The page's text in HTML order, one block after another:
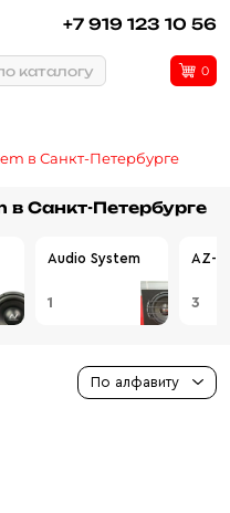
+7 919 123 10 56
каталогу 0
в Санкт-Петербурге
Санкт-Петербурге
Audio System
1
AZ-13
3
По алфавиту